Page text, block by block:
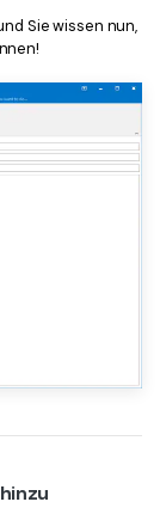
Sie wissen nun,